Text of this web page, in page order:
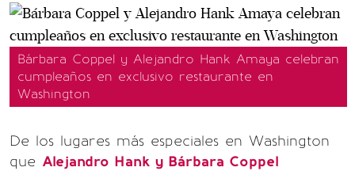
Bárbara Coppel y Alejandro Hank Amaya celebran
cumpleaños en exclusivo restaurante en
Washington
De los lugares más especiales en Washington
que Alejandro Hank y Bárbara Coppel